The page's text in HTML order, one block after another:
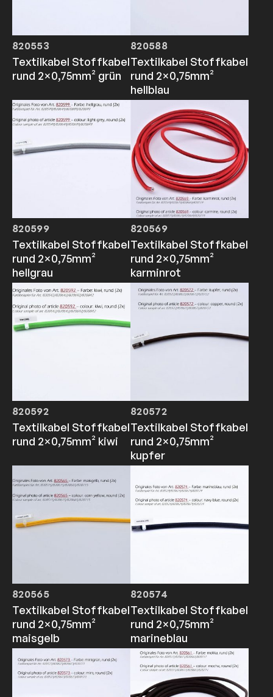
820553
Textilkabel Stoffkabel
rund 2×0,75mm² grün
820588
Textilkabel Stoffkabel
rund 2×0,75mm²
hellblau
820599
Textilkabel Stoffkabel
rund 2×0,75mm²
hellgrau
820569
Textilkabel Stoffkabel
rund 2×0,75mm²
karminrot
820592
Textilkabel Stoffkabel
rund 2×0,75mm² kiwi
820572
Textilkabel Stoffkabel
rund 2×0,75mm²
kupfer
820565
Textilkabel Stoffkabel
rund 2×0,75mm²
maisgelb
820574
Textilkabel Stoffkabel
rund 2×0,75mm²
marineblau